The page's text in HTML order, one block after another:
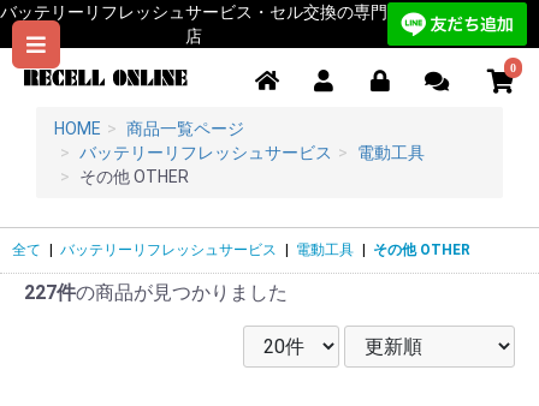
バッテリーリフレッシュサービス・セル交換の専門
店
0
HOME
商品一覧ページ
バッテリーリフレッシュサービス
電動工具
その他 OTHER
全て バッテリーリフレッシュサービス 電動工具 その他 OTHER
227件の商品が見つかりました